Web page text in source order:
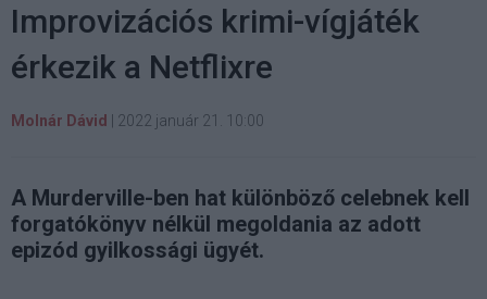
Improvizációs krimi-vígjáték
érkezik a Netflixre
Molnár Dávid | 2022 január 21. 10:00
A Murderville-ben hat különböző celebnek kell
forgatókönyv nélkül megoldania az adott
epizód gyilkossági ügyét.